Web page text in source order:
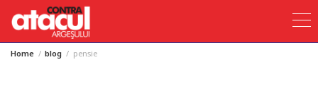
SkipHome blog pensie